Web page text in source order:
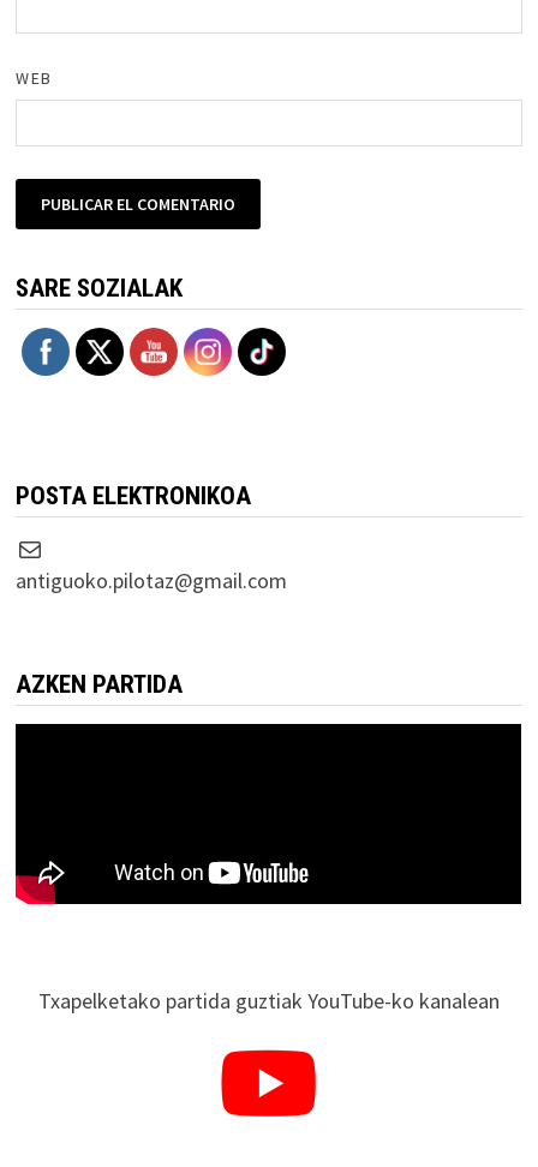
WEB
SARE SOZIALAK
POSTA ELEKTRONIKOA
Correo electrónico
antiguoko.pilotaz@gmail.com
AZKEN PARTIDA
Txapelketako partida guztiak YouTube-ko kanalean